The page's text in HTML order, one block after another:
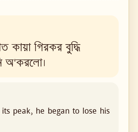
কায়া গিরকর বুদ্ধি
অ'করলো।
peak, he began to lose his